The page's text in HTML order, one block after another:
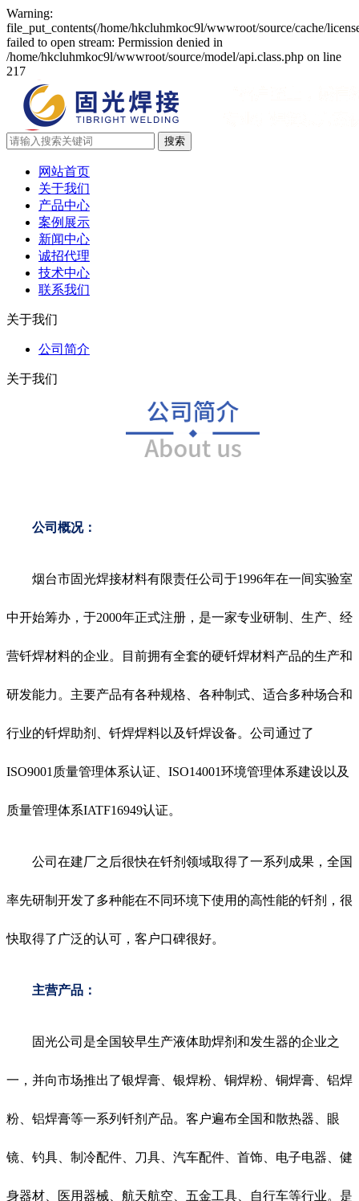
Warning:
file_put_contents(/home/hkcluhmkoc9l/wwwroot/source/cache/
failed to open stream: Permission denied in
/home/hkcluhmkoc9l/wwwroot/source/model/api.class.php on line
217
网站首页
关于我们
产品中心
案例展示
新闻中心
诚招代理
技术中心
联系我们
关于我们
公司简介
关于我们
公司概况：
烟台市固光焊接材料有限责任公司于1996年在一间实验室
中开始筹办，于2000年正式注册，是一家专业研制、生产、经
营钎焊材料的企业。目前拥有全套的硬钎焊材料产品的生产和
研发能力。主要产品有各种规格、各种制式、适合多种场合和
行业的钎焊助剂、钎焊焊料以及钎焊设备。公司通过了
ISO9001质量管理体系认证、ISO14001环境管理体系建设以及
质量管理体系IATF16949认证。
公司在建厂之后很快在钎剂领域取得了一系列成果，全国
率先研制开发了多种能在不同环境下使用的高性能的钎剂，很
快取得了广泛的认可，客户口碑很好。
主营产品：
固光公司是全国较早生产液体助焊剂和发生器的企业之
一，并向市场推出了银焊膏、银焊粉、铜焊粉、铜焊膏、铝焊
粉、铝焊膏等一系列钎剂产品。客户遍布全国和散热器、眼
镜、钓具、制冷配件、刀具、汽车配件、首饰、电子电器、健
身器材、医用器械、航天航空、五金工具、自行车等行业。是